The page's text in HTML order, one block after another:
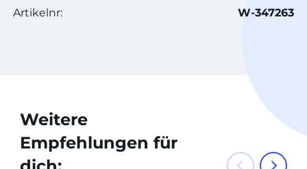
Artikelnr: W-347263
Weitere
Empfehlungen für